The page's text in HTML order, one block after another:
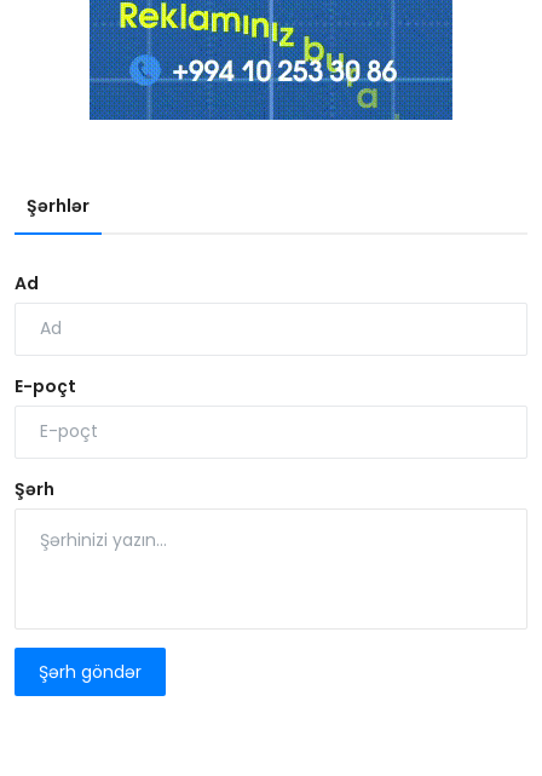
Şərhlər
Ad
E-poçt
Şərh
Şərh göndər